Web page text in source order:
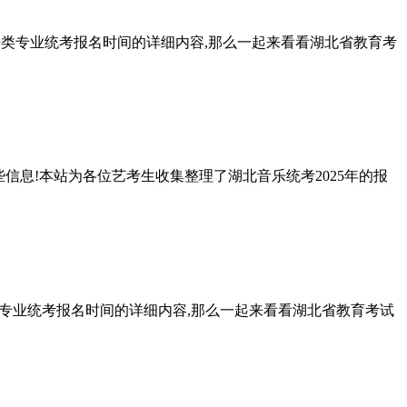
专业统考报名时间的详细内容,那么一起来看看湖北省教育考
息!本站为各位艺考生收集整理了湖北音乐统考2025年的报
业统考报名时间的详细内容,那么一起来看看湖北省教育考试